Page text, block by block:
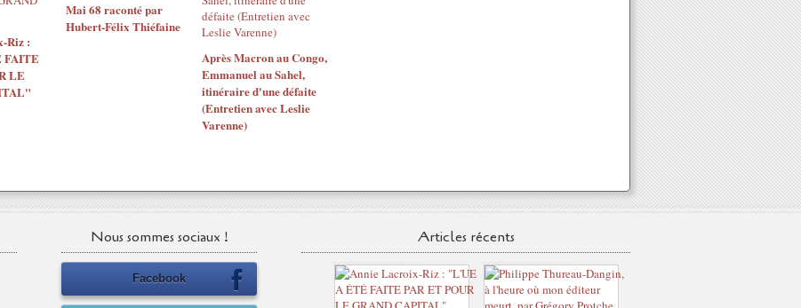
Riz :
FAITE
LE
Mai 68 raconté par
Hubert-Félix Thiéfaine
Après Macron au Congo,
Emmanuel au Sahel,
itinéraire d'une défaite
(Entretien avec Leslie
Varenne)
Nous sommes sociaux !
Facebook
Articles récents